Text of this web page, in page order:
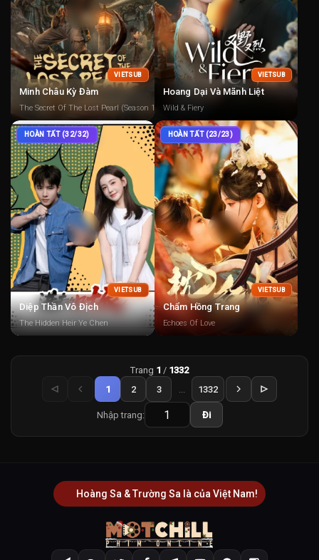
VIETSUB
Minh Châu Kỳ Đàm
The Secret Of The Lost Pearl (Season 1)
VIETSUB
Hoang Dại Và Mãnh Liệt
Wild & Fiery
HOÀN TẤT (32/32)
VIETSUB
Diệp Thần Vô Địch
The Hidden Heir Ye Chen
HOÀN TẤT (23/23)
VIETSUB
Chẩm Hồng Trang
Echoes Of Love
Trang 1 / 1332
1
2 3 1332
Nhập trang: Đi
Hoàng Sa & Trường Sa là của Việt Nam!